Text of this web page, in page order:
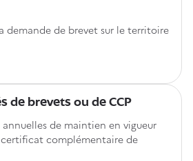
demande de brevet sur le territoire
de brevets ou de CCP
annuelles de maintien en vigueur
complémentaire de